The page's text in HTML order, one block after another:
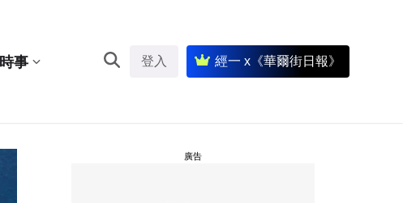
時事 登入 經一 x《華爾街日報》
廣告